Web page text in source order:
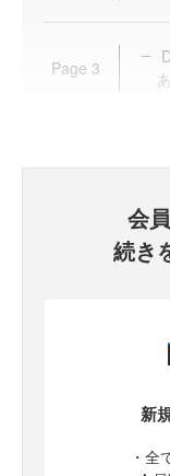
Page 3
会
続き
新
・全